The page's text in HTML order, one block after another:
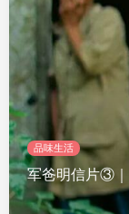
品味生活
军爸明信片③